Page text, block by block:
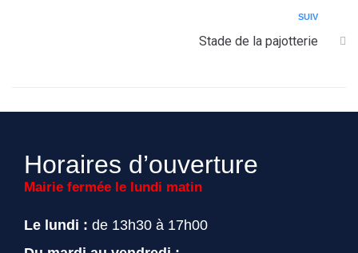
SUIV
Stade de la pajotterie
Horaires d’ouverture
Mairie fermée le lundi matin
Le lundi : de 13h30 à 17h00